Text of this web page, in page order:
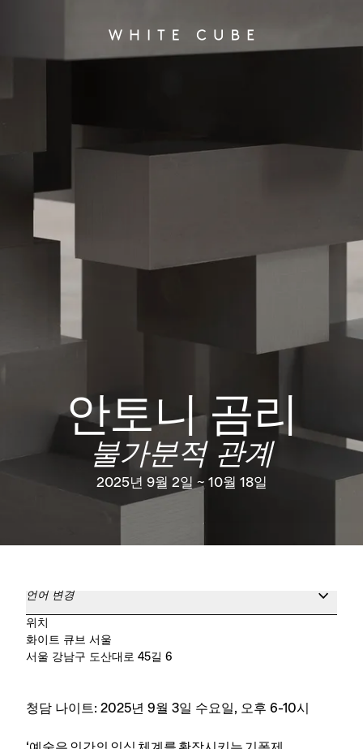
안토니 곰리
불가분적 관계
2025년 9월 2일 ~ 10월 18일
언어 변경
위치
화이트 큐브 서울
서울 강남구 도산대로 45길 6
청담 나이트: 2025년 9월 3일 수요일, 오후 6-10시